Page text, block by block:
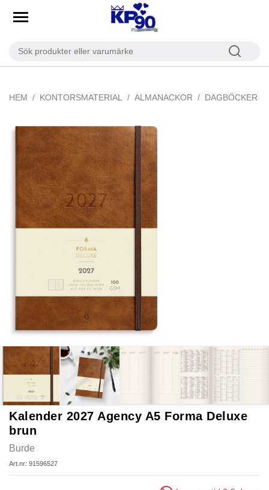
HEM KONTORSMATERIAL ALMANACKOR DAGBÖCKER
Kalender 2027 Agency A5 Forma Deluxe
brun
Burde
Art.nr: 91596527